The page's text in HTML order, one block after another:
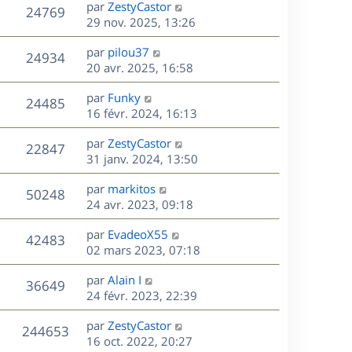
e
s
n
i
e
r
m
e
s
s
a
g
e
24769V
u
D
e
r
n
i
e
r
m
e
s
s
a
g
e
par ZestyCastor
29 nov. 2025, 13:26
24934V
u
s
D
e
r
n
i
e
r
m
e
s
s
a
g
e
par pilou37
20 avr. 2025, 16:58
24485V
u
s
D
e
r
n
i
e
r
m
e
s
s
a
g
e
par Funky
16 févr. 2024, 16:13
22847V
u
e
s
D
e
r
n
i
e
r
m
e
s
s
a
g
e
par ZestyCastor
31 janv. 2024, 13:50
50248V
u
e
s
D
e
r
n
i
e
r
m
e
s
s
par markitos
24 avr. 2023, 09:18
42483V
u
s
D
e
r
n
i
e
r
m
par EvadeoX55
02 mars 2023, 07:18
36649V
u
e
D
e
r
n
i
par Alain I
24 févr. 2023, 22:39
244653V
D
e
par ZestyCastor
16 oct. 2022, 20:27